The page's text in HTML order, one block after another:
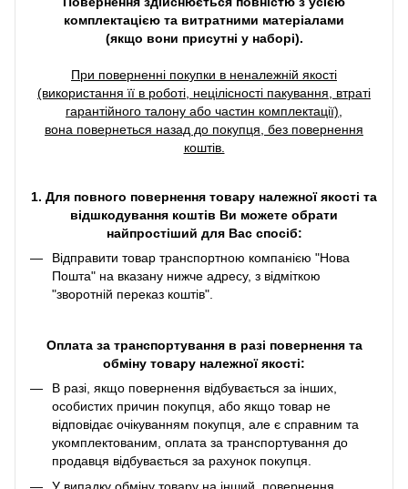
комплектацією та витратними матеріалами
(якщо вони присутні у наборі).
При поверненні покупки в неналежній якості
(використання її в роботі, нецілісності пакування, втраті
гарантійного талону або частин комплектації),
вона повернеться назад до покупця, без повернення
коштів.
1. Для повного повернення товару належної якості та
відшкодування коштів Ви можете обрати
найпростіший для Вас спосіб:
Відправити товар транспортною компанією "Нова
Пошта" на вказану нижче адресу, з відміткою
"зворотній переказ коштів".
Оплата за транспортування в разі повернення та
обміну товару належної якості:
В разі, якщо повернення відбувається за інших,
особистих причин покупця, або якщо товар не
відповідає очікуванням покупця, але є справним та
укомплектованим, оплата за транспортування до
продавця відбувається за рахунок покупця.